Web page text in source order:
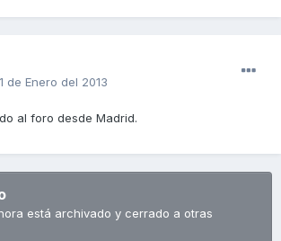
1 de Enero del 2013
al foro desde Madrid.
está archivado y cerrado a otras